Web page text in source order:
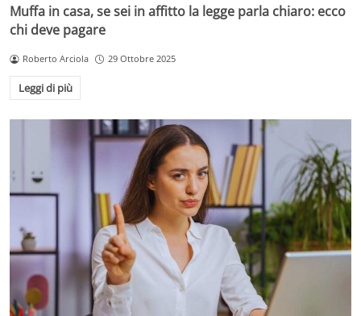
Muffa in casa, se sei in affitto la legge parla chiaro: ecco
chi deve pagare
Roberto Arciola 29 Ottobre 2025
Leggi di più